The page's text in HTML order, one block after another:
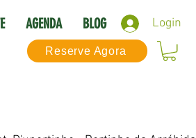
Login
AGENDA BLOG
Reserve Agora